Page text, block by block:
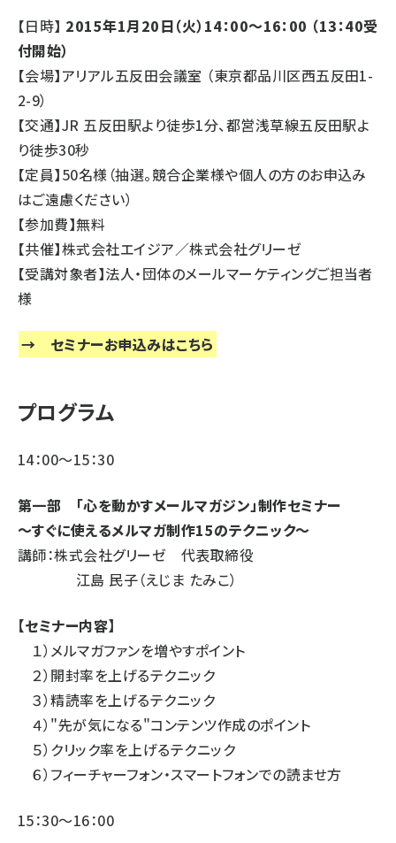
【日時】 2015年1月20日（火）14：00～16：00 （13：40受
付開始）
【会場】アリアル五反田会議室 （東京都品川区西五反田1-
2-9）
【交通】JR 五反田駅より徒歩1分、都営浅草線五反田駅よ
り徒歩30秒
【定員】50名様（抽選。競合企業様や個人の方のお申込み
はご遠慮ください）
【参加費】無料
【共催】株式会社エイジア／株式会社グリーゼ
【受講対象者】法人・団体のメールマーケティングご担当者
様
→ セミナーお申込みはこちら
プログラム
14：00～15：30
第一部 「心を動かすメールマガジン」制作セミナー
～すぐに使えるメルマガ制作15のテクニック～
講師：株式会社グリーゼ 代表取締役
江島 民子（えじま たみこ）
【セミナー内容】
１）メルマガファンを増やすポイント
２）開封率を上げるテクニック
３）精読率を上げるテクニック
４）"先が気になる"コンテンツ作成のポイント
５）クリック率を上げるテクニック
６）フィーチャーフォン・スマートフォンでの読ませ方
15：30～16：00